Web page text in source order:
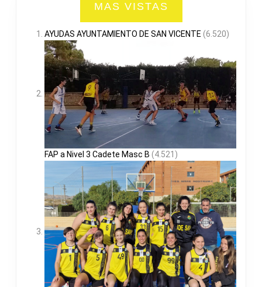
MAS VISTAS
AYUDAS AYUNTAMIENTO DE SAN VICENTE (6.520)
FAP a Nivel 3 Cadete Masc B (4.521)